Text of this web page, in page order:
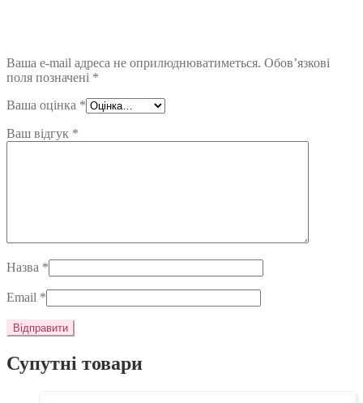
Ваша e-mail адреса не оприлюднюватиметься. Обов’язкові
поля позначені *
Ваша оцінка *
Ваш відгук *
Назва *
Email *
Супутні товари